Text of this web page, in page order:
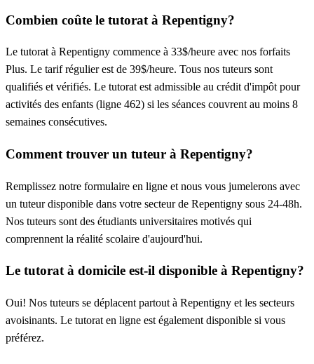
Combien coûte le tutorat à Repentigny?
Le tutorat à Repentigny commence à 33$/heure avec nos forfaits
Plus. Le tarif régulier est de 39$/heure. Tous nos tuteurs sont
qualifiés et vérifiés. Le tutorat est admissible au crédit d'impôt pour
activités des enfants (ligne 462) si les séances couvrent au moins 8
semaines consécutives.
Comment trouver un tuteur à Repentigny?
Remplissez notre formulaire en ligne et nous vous jumelerons avec
un tuteur disponible dans votre secteur de Repentigny sous 24-48h.
Nos tuteurs sont des étudiants universitaires motivés qui
comprennent la réalité scolaire d'aujourd'hui.
Le tutorat à domicile est-il disponible à Repentigny?
Oui! Nos tuteurs se déplacent partout à Repentigny et les secteurs
avoisinants. Le tutorat en ligne est également disponible si vous
préférez.